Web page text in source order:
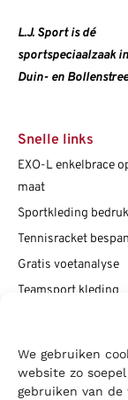
We gebruiken
website zo
gebruiken van
L.J. Sport is dé
sportspeciaalzaak
Duin- en
Snelle links
EXO-L enkelbrace
maat
Sportkleding
Tennisracket
Gratis voetanalyse
Teamsport kleding
Vacatures
Blogs